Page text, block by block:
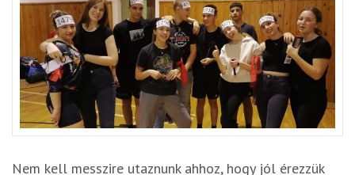
Nem kell messzire utaznunk ahhoz, hogy jól érezzük